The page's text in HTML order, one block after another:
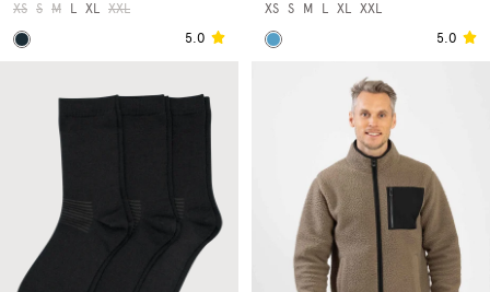
XS S M L XL XXL
5.0
XS S M L XL XXL
5.0